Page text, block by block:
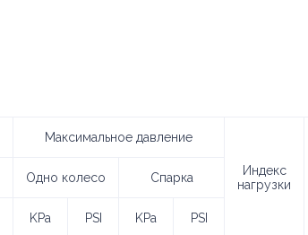
Максимальное давление
Индекс
нагрузки
Одно колесо Спарка
KPa PSI KPa PSI